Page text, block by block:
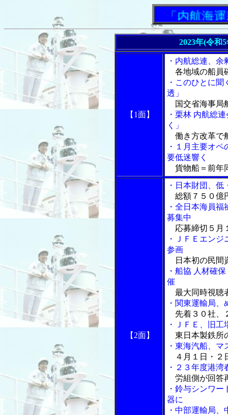
「内航海運新
2023年(令和
【1面】
・内航総連、
各地域の船員
・このひとに
透」
国交省海事局
・栗林 内航総
く」
働き方改革で
・１月主要オ
要低迷響く
貨物船＝前年
【2面】
・日本財団、
総額７５０億
・全日本海員
募集中
応募締切５月
・ＪＦＥエン
参画
日本初の民間
・船協 人材確
催
最大同時視聴
・関東運輸局
先着３０社、
・ＪＦＥ、旧
東日本製鉄所
・東海汽船、
４月１日・２
・２３年度港
労組側が回答
・鈴与シンワ
器に
・中部運輸局